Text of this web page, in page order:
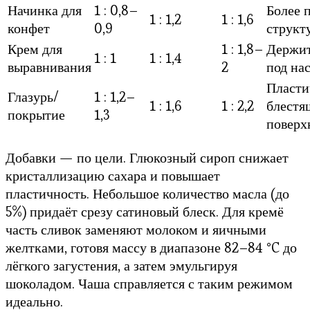
Начинка для
конфет
1 : 0,8–
0,9
1 : 1,2 1 : 1,6
Более
Крем для
выравнивания1 : 1 1 : 1,4
1 : 1,8–
2
под
Глазурь/
покрытие
1 : 1,2–
1,3
1 : 1,6 1 : 2,2
Добавки — по цели. Глюкозный сироп снижает
кристаллизацию сахара и повышает
пластичность. Небольшое количество масла (до
5%) придаёт срезу сатиновый блеск. Для кремё
часть сливок заменяют молоком и яичными
желтками, готовя массу в диапазоне 82–84 °C до
лёгкого загустения, а затем эмульгируя
шоколадом. Чаша справляется с таким режимом
идеально.